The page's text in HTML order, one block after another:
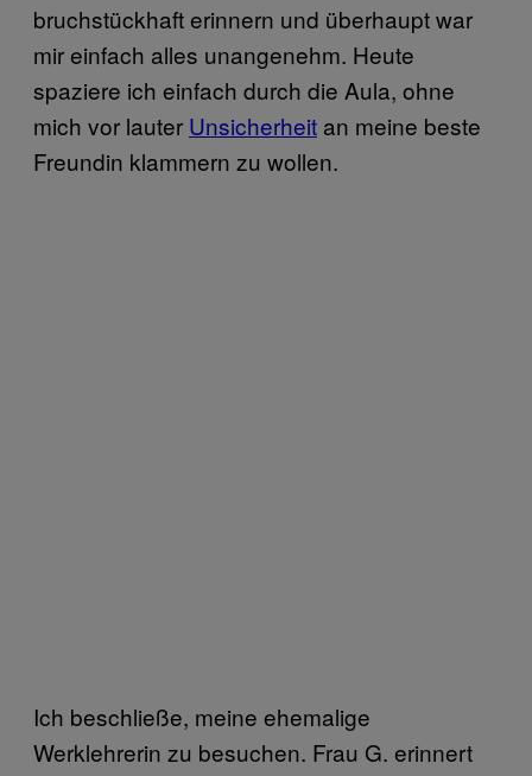
bruchstückhaft erinnern und überhaupt war
mir einfach alles unangenehm. Heute
spaziere ich einfach durch die Aula, ohne
mich vor lauter Unsicherheit an meine beste
Freundin klammern zu wollen.
Ich beschließe, meine ehemalige
Werklehrerin zu besuchen. Frau G. erinnert